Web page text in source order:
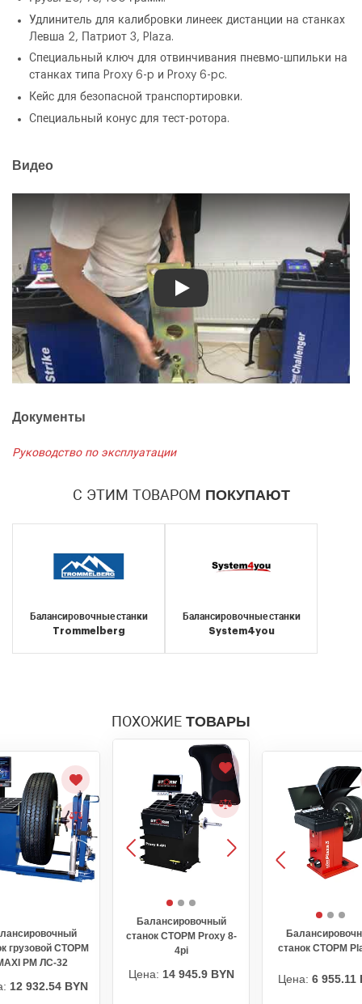
Удлинитель для калибровки линеек дистанции на станках
Левша 2, Патриот 3, Plaza.
Специальный ключ для отвинчивания пневмо-шпильки на
станках типа Proxy 6-p и Proxy 6-pc.
Кейс для безопасной транспортировки.
Специальный конус для тест-ротора.
Видео
Play
Документы
Руководство по эксплуатации
С ЭТИМ ТОВАРОМ ПОКУПАЮТ
Балансировочные станки
Trommelberg
Балансировочные станки
System4you
ПОХОЖИЕ ТОВАРЫ
грузовой СТОРМ
PM ЛС-32
12 932.54 BYN
Балансировочный
станок СТОРМ Proxy 8-
4pi
Цена: 14 945.9 BYN
станок СТОРМ
Цена: 6 955.11
-Уменьшить
на
еденицу
Количество
+Увеличить
на
еденицу
Я согласен с условиями
обработки
персональных данных
Отправить
персональных данных
Отправить